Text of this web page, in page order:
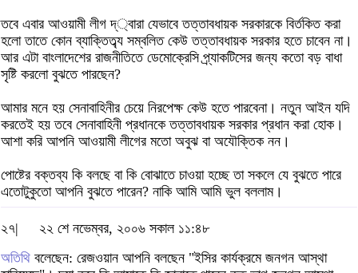
তবে এবার আওয়ামী লীগ দ্্বারা যেভাবে তত্তাবধায়ক সরকারকে বির্তকিত করা
হলো তাতে কোন ব্যাক্তিত্ব্য সম্বলিত কেউ তত্তাবধায়ক সরকার হতে চাবেন না।
আর এটা বাংলাদেশের রাজনীতিতে ডেমোক্রেসি প্র্যাকটিসের জন্য কতো বড় বাধা
সৃষ্টি করলো বুঝতে পারছেন?
আমার মনে হয় সেনাবাহিনীর চেয়ে নিরপেক্ষ কেউ হতে পারবেনা। নতুন আইন যদি
করতেই হয় তবে সেনাবাহিনী প্রধানকে তত্তাবধায়ক সরকার প্রধান করা হোক।
আশা করি আপনি আওয়ামী লীগের মতো অবুঝ বা অযৌক্তিক নন।
পোষ্টের বক্তব্য কি বলছে বা কি বোঝাতে চাওয়া হচ্ছে তা সকলে যে বুঝতে পারে
এতোটুকুতো আপনি বুঝতে পারেন? নাকি আমি আমি ভুল বললাম।
২৭|
২২ শে নভেম্বর, ২০০৬ সকাল ১১:৪৮
অতিথি বলেছেন: রেজওয়ান আপনি বলছেন "ইসির কার্যক্রমে জনগন আস্থা